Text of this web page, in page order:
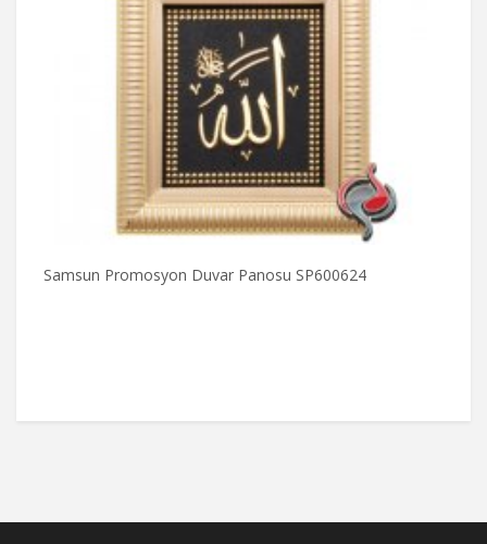
Samsun Promosyon Duvar Panosu SP600624